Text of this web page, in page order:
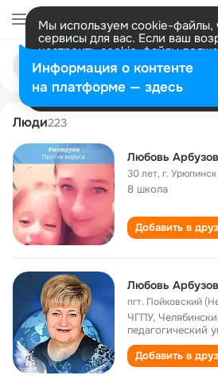
Мы используем cookie-файлы,
сервисы для вас. Если ваш
настроить cookie-файлы
представитель. Больше
Разрешить все Настроить
Поиск
людям
lyubov arbuzova
Люди223
Любовь
30 лет,г.
8 школа
Добавить в
Любовь
пгт. Пойковский
ЧГПУ,
педагогический
Добавить в
Информация о контенте
на платформе — здесь